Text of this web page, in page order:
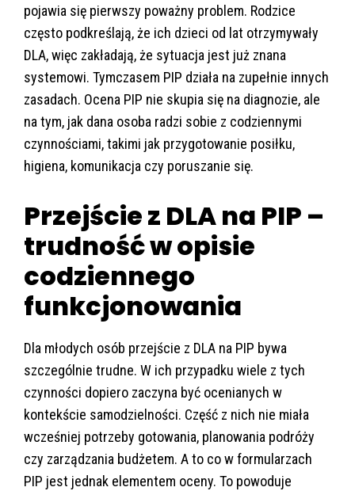
pojawia się pierwszy poważny problem. Rodzice
często podkreślają, że ich dzieci od lat otrzymywały
DLA, więc zakładają, że sytuacja jest już znana
systemowi. Tymczasem PIP działa na zupełnie innych
zasadach. Ocena PIP nie skupia się na diagnozie, ale
na tym, jak dana osoba radzi sobie z codziennymi
czynnościami, takimi jak przygotowanie posiłku,
higiena, komunikacja czy poruszanie się.
Przejście z DLA na PIP –
trudność w opisie
codziennego
funkcjonowania
Dla młodych osób przejście z DLA na PIP bywa
szczególnie trudne. W ich przypadku wiele z tych
czynności dopiero zaczyna być ocenianych w
kontekście samodzielności. Część z nich nie miała
wcześniej potrzeby gotowania, planowania podróży
czy zarządzania budżetem. A to co w formularzach
PIP jest jednak elementem oceny. To powoduje